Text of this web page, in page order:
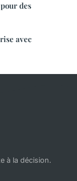
des
avec
à la décision.